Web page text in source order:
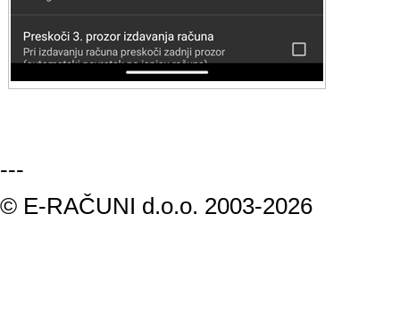
---
© E-RAČUNI d.o.o. 2003-2026